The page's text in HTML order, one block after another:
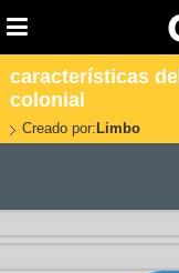
características
colonial
Creado por: Limbo